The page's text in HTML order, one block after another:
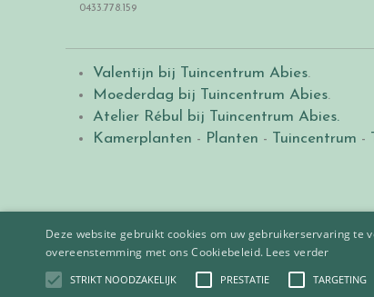
0433.778.159
Valentijn bij Tuincentrum Abies
Moederdag bij Tuincentrum Abies.
Atelier Rébul bij Tuincentrum Abies.
Kamerplanten - Planten - Tuincentrum -
Deze website gebruikt cookies om uw gebruikerservaring
overeenstemming met ons Cookiebeleid. Lees verder
STRIKT NOODZAKELIJK PRESTATIE TARGETING